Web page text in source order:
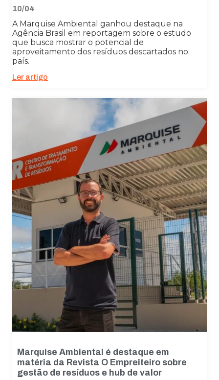
10/04
A Marquise Ambiental ganhou destaque na
Agência Brasil em reportagem sobre o estudo
que busca mostrar o potencial de
aproveitamento dos resíduos descartados no
país.
Ler artigo
Marquise Ambiental é destaque em
matéria da Revista O Empreiteiro sobre
gestão de resíduos e hub de valor
Necessário
Esses cookies
não são
opcionais. São
para o
funcionamento
do site.